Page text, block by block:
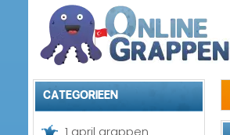
Categorieen
1 april grappen